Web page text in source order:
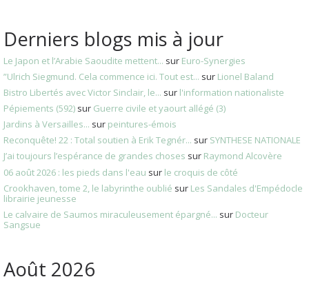
Derniers blogs mis à jour
Le Japon et l’Arabie Saoudite mettent... sur Euro-Synergies
”Ulrich Siegmund. Cela commence ici. Tout est... sur Lionel Baland
Bistro Libertés avec Victor Sinclair, le... sur l'information nationaliste
Pépiements (592) sur Guerre civile et yaourt allégé (3)
Jardins à Versailles... sur peintures-émois
Reconquête! 22 : Total soutien à Erik Tegnér... sur SYNTHESE NATIONALE
J’ai toujours l’espérance de grandes choses sur Raymond Alcovère
06 août 2026 : les pieds dans l'eau sur le croquis de côté
Crookhaven, tome 2, le labyrinthe oublié sur Les Sandales d'Empédocle
librairie jeunesse
Le calvaire de Saumos miraculeusement épargné... sur Docteur
Sangsue
Août 2026